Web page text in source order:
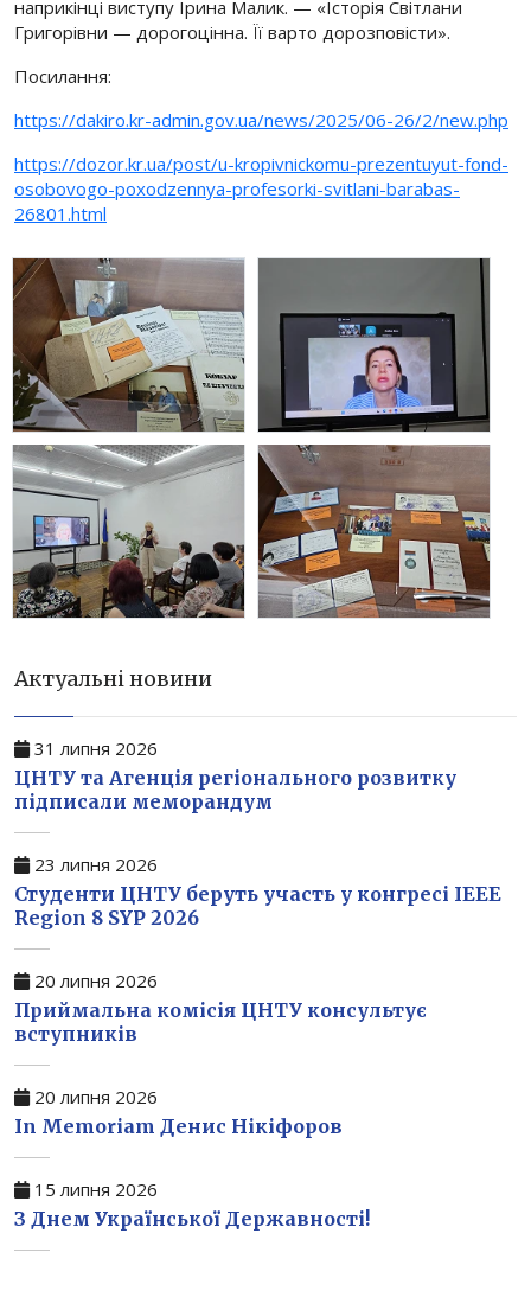
наприкінці виступу Ірина Малик. — «Історія Світлани
Григорівни — дорогоцінна. Її варто дорозповісти».
Посилання:
https://dakiro.kr-admin.gov.ua/news/2025/06-26/2/new.php
https://dozor.kr.ua/post/u-kropivnickomu-prezentuyut-fond-
osobovogo-poxodzennya-profesorki-svitlani-barabas-
26801.html
Актуальні новини
31 липня 2026
ЦНТУ та Агенція регіонального розвитку
підписали меморандум
23 липня 2026
Студенти ЦНТУ беруть участь у конгресі IEEE
Region 8 SYP 2026
20 липня 2026
Приймальна комісія ЦНТУ консультує
вступників
20 липня 2026
In Memoriam Денис Нікіфоров
15 липня 2026
З Днем Української Державності!